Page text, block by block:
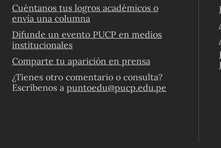
Cuéntanos tus logros académicos o
envía una columna
Difunde un evento PUCP en medios
institucionales
Comparte tu aparición en prensa
¿Tienes otro comentario o consulta?
Escríbenos a puntoedu@pucp.edu.pe